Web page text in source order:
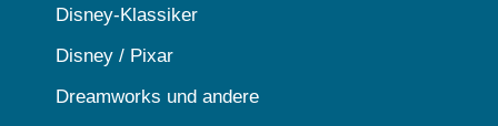
Disney-Klassiker
Disney / Pixar
Dreamworks und andere